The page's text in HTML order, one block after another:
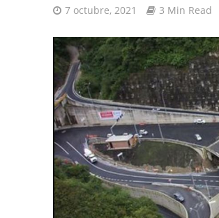
7 octubre, 2021 3 Min Read